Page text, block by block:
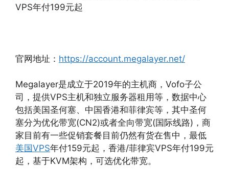
VPS年付199元起
官网地址： https://account.megalayer.net/
Megalayer是成立于2019年的主机商，Vofo子公
司，提供VPS主机和独立服务器租用等，数据中心
包括美国圣何塞、中国香港和菲律宾等，其中圣何
塞分为优化带宽(CN2)或者全向带宽(国际线路)，商
家目前有一些促销套餐目前仍然有货在售中，最低
美国VPS年付159元起，香港/菲律宾VPS年付199元
起，基于KVM架构，可选优化带宽。